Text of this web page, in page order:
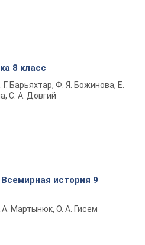
8 класс
Г. Барьяхтар, Ф. Я. Божинова, Е.
С. А. Довгий
история 9
Мартынюк, О. А. Гисем